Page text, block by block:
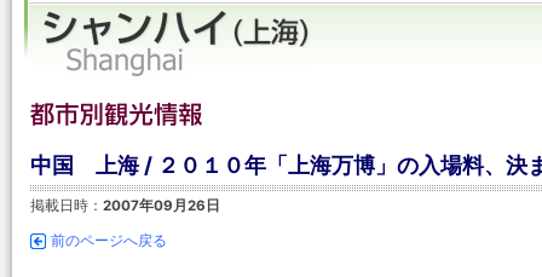
中国 上海 / ２０１０年「上海万博」の入場料、決
掲載日時： 2007年09月26日
前のページへ戻る